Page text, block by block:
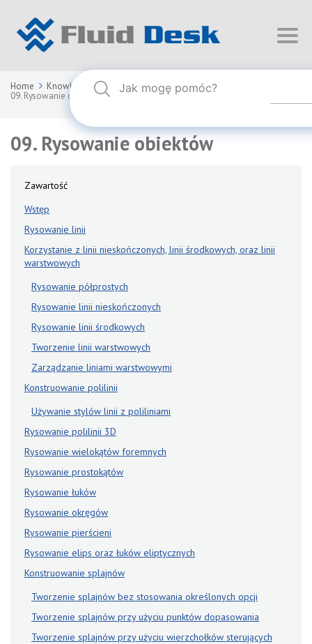
Home Knowledge Base
FLUID DESK BIM 2026
09. Rysowanie obiektów
09. Rysowanie obiektów
Zawartość
Wstęp
Rysowanie linii
Korzystanie z linii nieskończonych, linii środkowych, oraz linii
warstwowych
Rysowanie półprostych
Rysowanie linii nieskończonych
Rysowanie linii środkowych
Tworzenie linii warstwowych
Zarządzanie liniami warstwowymi
Konstruowanie polilinii
Używanie stylów linii z poliliniami
Rysowanie polilinii 3D
Rysowanie wielokątów foremnych
Rysowanie prostokątów
Rysowanie łuków
Rysowanie okręgów
Rysowanie pierścieni
Rysowanie elips oraz łuków eliptycznych
Konstruowanie splajnów
Tworzenie splajnów bez stosowania określonych opcji
Tworzenie splajnów przy użyciu punktów dopasowania
Tworzenie splajnów przy użyciu wierzchołków sterujących